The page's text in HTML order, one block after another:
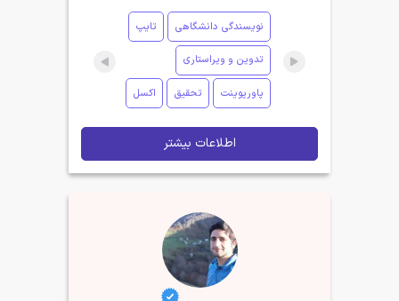
نویسندگی دانشگاهی تایپ
تدوین و ویراستاری
پاورپوینت تحقیق اکسل
اطلاعات بیشتر